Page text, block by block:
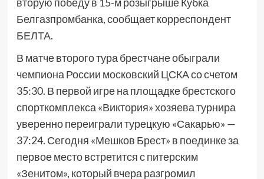
вторую победу в 15-м розыгрыше Кубка
Белгазпромбанка, сообщает корреспондент
БЕЛТА.
В матче второго тура брестчане обыграли
чемпиона России московский ЦСКА со счетом
35:30. В первой игре на площадке брестского
спорткомплекса «Виктория» хозяева турнира
уверенно переиграли турецкую «Сакарью» —
37:24. Сегодня «Мешков Брест» в поединке за
первое место встретится с питерским
«Зенитом», который вчера разгромил